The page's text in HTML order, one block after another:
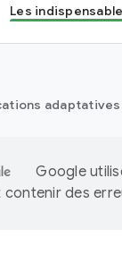
Les
adaptatives
Google
contenir des